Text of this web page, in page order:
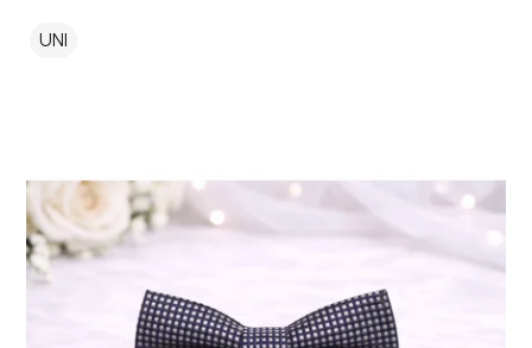
UNI